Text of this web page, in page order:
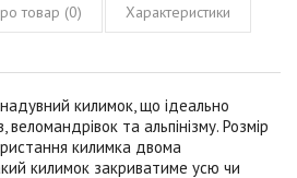
товар (0) Характеристики
килимок, що ідеально
та альпінізму. Розмір
килимка двома
килимок закриватиме усю чи